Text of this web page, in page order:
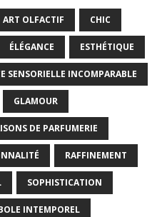
ART OLFACTIF CHIC
ÉLÉGANCE ESTHÉTIQUE
SENSORIELLE INCOMPARABLE
GLAMOUR
DE PARFUMERIE
RAFFINEMENT
SOPHISTICATION
INTEMPOREL